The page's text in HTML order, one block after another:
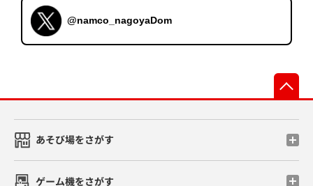
@namco_nagoyaDom
あそび場をさがす
ゲーム機をさがす